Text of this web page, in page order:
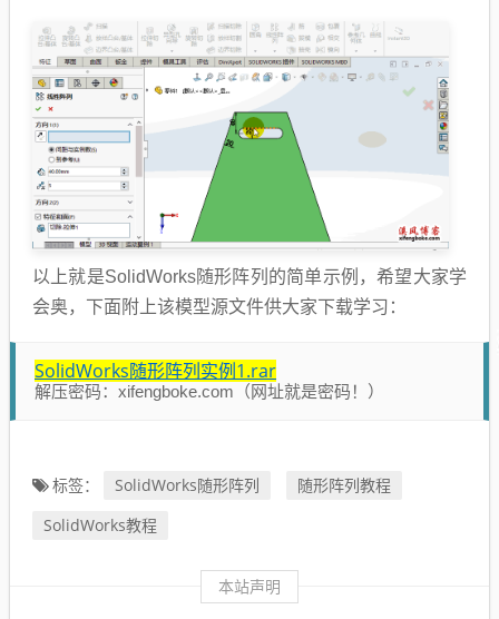
以上就是SolidWorks随形阵列的简单示例，希望大家学
会奥，下面附上该模型源文件供大家下载学习：
SolidWorks随形阵列实例1.rar
解压密码：xifengboke.com（网址就是密码！）
标签： SolidWorks随形阵列
随形阵列教程
SolidWorks教程
本站声明